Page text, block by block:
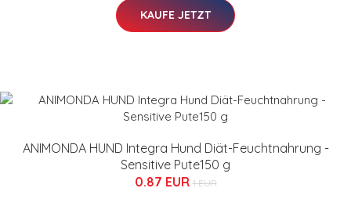
KAUFE JETZT
ANIMONDA HUND Integra Hund Diät-Feuchtnahrung -
Sensitive Pute150 g
0.87 EUR 1 EUR